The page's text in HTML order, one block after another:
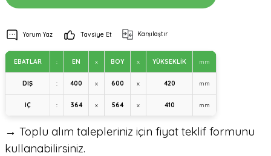
Yorum Yaz Tavsiye Et Karşılaştır
EBATLAR : EN x BOY x YÜKSEKLİK mm
DIŞ : 400 x 600 x 420 mm
İÇ : 364 x 564 x 410 mm
→ Toplu alım talepleriniz için fiyat teklif formunu
kullanabilirsiniz.